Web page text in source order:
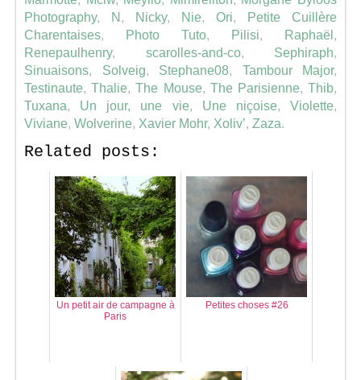
Photography, N , Nicky, Nie, Ori,
Petite Cuillère
Charentaises, Photo Tuto, Pilisi, Raphaël ,
Renepaulhenry, scarolles-and-co, Sephiraph,
Sinuaisons, Solveig, Stephane08, Tambour Major,
Testinaute,Thalie,The Mouse, The Parisienne,Thib,
Tuxana, Un jour, une vie, Une niçoise,Violette,
Viviane, Wolverine, Xavier Mohr, Xoliv’, Zaza.
Related posts:
Un petit air de campagne à
Paris
Petites choses #26